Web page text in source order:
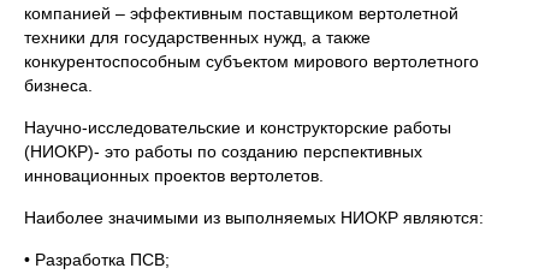
компанией – эффективным поставщиком вертолетной
техники для государственных нужд, а также
конкурентоспособным субъектом мирового вертолетного
бизнеса.
Научно-исследовательские и конструкторские работы
(НИОКР)- это работы по созданию перспективных
инновационных проектов вертолетов.
Наиболее значимыми из выполняемых НИОКР являются:
• Разработка ПСВ;